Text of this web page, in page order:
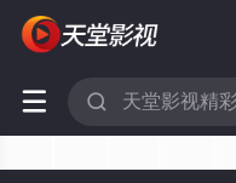
 